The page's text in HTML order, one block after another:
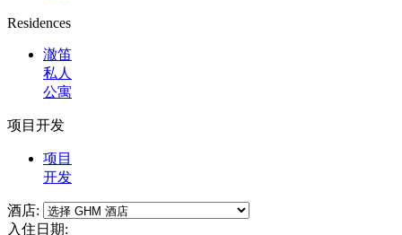
Residences
澈笛
私人
公寓
项目开发
项目
开发
酒店:
入住日期: